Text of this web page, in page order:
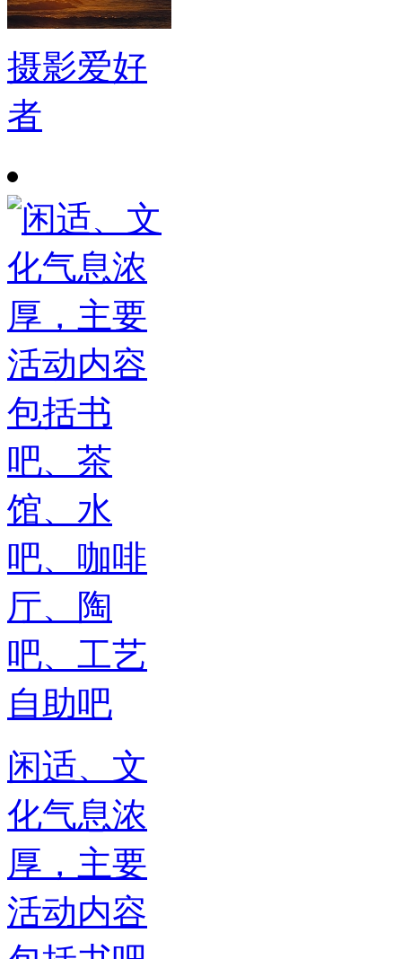
摄影爱好
者
闲适、文
化气息浓
厚，主要
活动内容